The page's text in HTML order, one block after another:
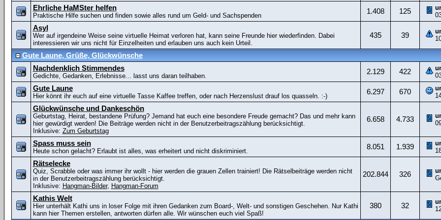
Ehrliche HaMSter helfen
Praktische Hilfe suchen und finden sowie alles rund um Geld- und Sachspenden
1.408 125
Asyl
Wer auf irgendeine Weise seine virtuelle Heimat verloren hat, kann seine Freunde hier wiederfinden. Dabei
interessieren wir uns nicht für Einzelheiten und erlauben uns auch kein Urteil.
435 39
Gute Laune, Grüße, Glückwünsche
Nachdenklich Stimmendes
Gedichte, Gedanken, Erlebnisse... lasst uns daran teilhaben.
2.129 422
Gute Laune
Hier könnt ihr euch auf eine virtuelle Tasse Kaffee treffen, oder nach Herzenslust drauf los quasseln. :-)
6.297 670
Glückwünsche und Dankeschön
Geburtstag, Heirat, bestandene Prüfung? Jemand hat euch eine besondere Freude gemacht? Das und mehr kann
hier gewürdigt werden! Die Beiträge werden nicht in der Benutzerbeitragszählung berücksichtigt.
Inklusive: Zum Geburtstag
6.658 4.733
Spass muss sein
Heute schon gelacht? Erlaubt ist alles, was erheitert und nicht diskriminiert.
8.051 1.939
Rätselecke
Quiz, Scrabble oder was immer ihr wollt - hier werden die grauen Zellen trainiert! Die Rätselbeiträge werden nicht
in der Benutzerbeitragszählung berücksichtigt.
Inklusive: Hangman-Bilder, Hangman-Forum
202.844 326
Kathis Welt
Hier unterhält Kathi uns in loser Folge mit ihren Gedanken zum Board-, Welt- und sonstigen Geschehen. Nur Kathi
kann hier Themen erstellen, antworten dürfen alle. Wir wünschen euch viel Spaß!
380 32